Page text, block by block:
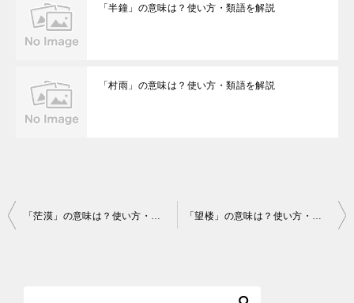
「半鐘」の意味は？使い方・類語を解説
「村雨」の意味は？使い方・類語を解説
投
「茫漠」の意味は？使い方・類語を解説 「望楼」の意味は？使い方・類語を解説